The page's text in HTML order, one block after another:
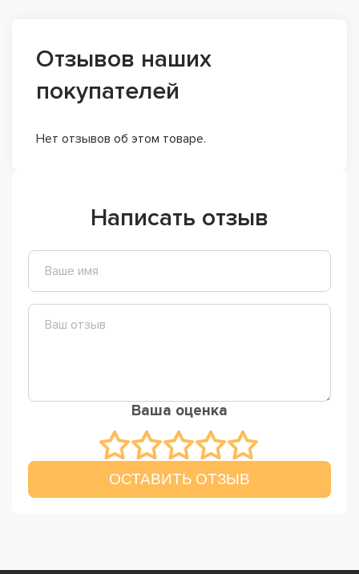
Отзывов наших
покупателей
Нет отзывов об этом товаре.
Написать отзыв
Ваша оценка
ОСТАВИТЬ ОТЗЫВ